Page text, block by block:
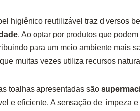
higiênico reutilizável traz diversos
. Ao optar por produtos que
para um meio ambiente mais
muitas vezes utiliza recursos
toalhas apresentadas são
e eficiente. A sensação de limpeza